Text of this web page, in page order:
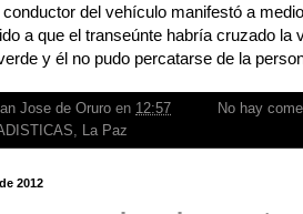
del vehículo manifestó a
a que el transeúnte habría cruzado
y él no pudo percatarse de la
Jose de Oruro en 12:57
No hay
, La Paz
2012